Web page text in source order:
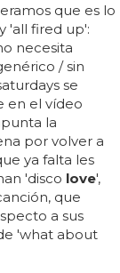
que es lo
'all fired up':
necesita
/ sin
se
en el vídeo
la
por volver a
ya falta les
'disco love',
que
a sus
'what about